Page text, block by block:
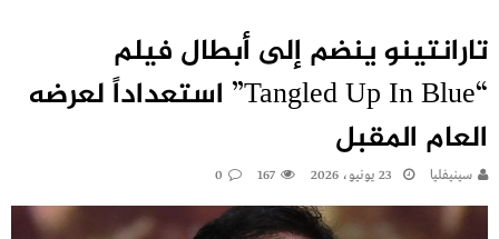
تارانتينو ينضم إلى أبطال فيلم
“Tangled Up In Blue” استعداداً لعرضه
العام المقبل
سينيفليا 23 يونيو، 2026 167
0